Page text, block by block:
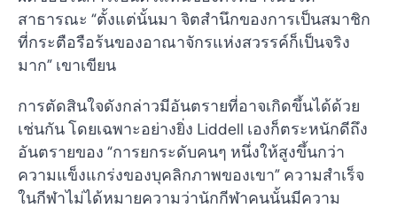
สาธารณะ “ตั้งแต่นั้นมา จิตสำนึกของการเป็นสมาชิก
ที่กระตือรือร้นของอาณาจักรแห่งสวรรค์ก็เป็นจริง
มาก” เขาเขียน
การตัดสินใจดังกล่าวมีอันตรายที่อาจเกิดขึ้นได้ด้วย
เช่นกัน โดยเฉพาะอย่างยิ่ง Liddell เองก็ตระหนักดีถึง
อันตรายของ “การยกระดับคนๆ หนึ่งให้สูงขึ้นกว่า
ความแข็งแกร่งของบุคลิกภาพของเขา” ความสำเร็จ
ในกีฬาไม่ได้หมายความว่านักกีฬาคนนั้นมีความ